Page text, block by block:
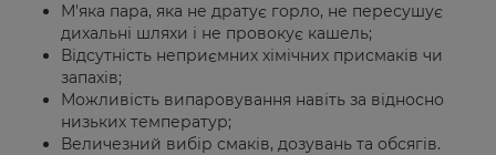
М'яка пара, яка не дратує горло, не пересушує
дихальні шляхи і не провокує кашель;
Відсутність неприємних хімічних присмаків чи
запахів;
Можливість випаровування навіть за відносно
низьких температур;
Величезний вибір смаків, дозувань та обсягів.